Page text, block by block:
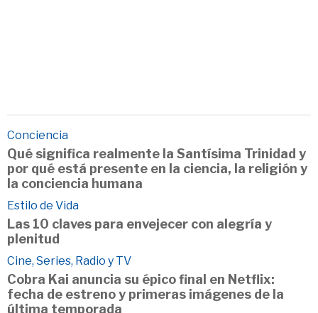
Conciencia
Qué significa realmente la Santísima Trinidad y
por qué está presente en la ciencia, la religión y
la conciencia humana
Estilo de Vida
Las 10 claves para envejecer con alegría y
plenitud
Cine, Series, Radio y TV
Cobra Kai anuncia su épico final en Netflix:
fecha de estreno y primeras imágenes de la
última temporada